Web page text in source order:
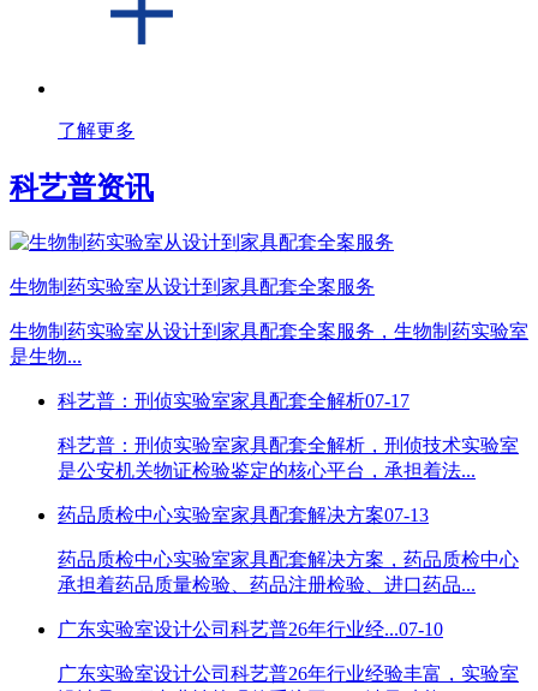
了解更多
科艺普资讯
生物制药实验室从设计到家具配套全案服务
生物制药实验室从设计到家具配套全案服务，生物制药实验室
是生物...
科艺普：刑侦实验室家具配套全解析07-17
科艺普：刑侦实验室家具配套全解析，刑侦技术实验室
是公安机关物证检验鉴定的核心平台，承担着法...
药品质检中心实验室家具配套解决方案07-13
药品质检中心实验室家具配套解决方案，药品质检中心
承担着药品质量检验、药品注册检验、进口药品...
广东实验室设计公司科艺普26年行业经...07-10
广东实验室设计公司科艺普26年行业经验丰富，实验室